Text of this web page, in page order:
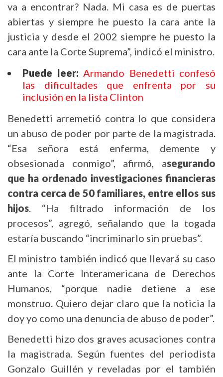
va a encontrar? Nada. Mi casa es de puertas
abiertas y siempre he puesto la cara ante la
justicia y desde el 2002 siempre he puesto la
cara ante la Corte Suprema”, indicó el ministro.
Puede leer: Armando Benedetti confesó
las dificultades que enfrenta por su
inclusión en la lista Clinton
Benedetti arremetió contra lo que considera
un abuso de poder por parte de la magistrada.
“Esa señora está enferma, demente y
obsesionada conmigo”, afirmó, asegurando
que ha ordenado investigaciones financieras
contra cerca de 50 familiares, entre ellos sus
hijos. “Ha filtrado información de los
procesos”, agregó, señalando que la togada
estaría buscando “incriminarlo sin pruebas”.
El ministro también indicó que llevará su caso
ante la Corte Interamericana de Derechos
Humanos, “porque nadie detiene a ese
monstruo. Quiero dejar claro que la noticia la
doy yo como una denuncia de abuso de poder”.
Benedetti hizo dos graves acusaciones contra
la magistrada. Según fuentes del periodista
Gonzalo Guillén y reveladas por el también